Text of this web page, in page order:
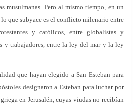
musulmanas. Pero al mismo tiempo, en un
que subyace es el conflicto milenario entre
y católicos, entre globalistas y
y trabajadores, entre la ley del mar y la ley
que hayan elegido a San Esteban para
designaron a Esteban para luchar por
en Jerusalén, cuyas viudas no recibían